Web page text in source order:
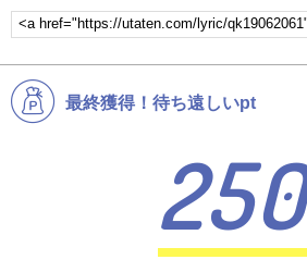
最終獲得！待ち遠しいpt
250